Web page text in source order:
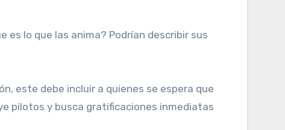
lo que las anima? Podrían describir sus
este debe incluir a quienes se espera que
pilotos y busca gratificaciones inmediatas